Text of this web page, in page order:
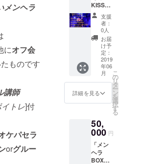
メンヘラ
にオフ会
ものです
講師
トレ]付
ケパセラ
orグルー
KISSは
シロイ
ルカで
した」
こちら
のプラ
ンは ミ
ニアル
バムの
他に オ
フ会[水
族館＆
遊園地]
です♪
場所/横
浜方面
人数/
マン
ツーマ
支援
者：
0人
お届
け予
定：
2019
年06
月
詳細を見る
こ
の
リ
タ
ー
ン
を
選
択
す
る
50,
000 円
「メン
ヘラ
BOX」